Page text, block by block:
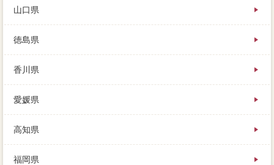
山口県
徳島県
香川県
愛媛県
高知県
福岡県